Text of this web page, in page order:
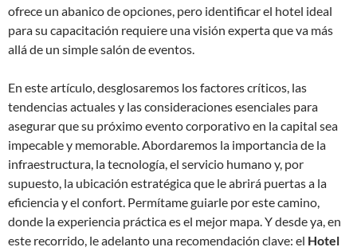
ofrece un abanico de opciones, pero identificar el hotel ideal
para su capacitación requiere una visión experta que va más
allá de un simple salón de eventos.
En este artículo, desglosaremos los factores críticos, las
tendencias actuales y las consideraciones esenciales para
asegurar que su próximo evento corporativo en la capital sea
impecable y memorable. Abordaremos la importancia de la
infraestructura, la tecnología, el servicio humano y, por
supuesto, la ubicación estratégica que le abrirá puertas a la
eficiencia y el confort. Permítame guiarle por este camino,
donde la experiencia práctica es el mejor mapa. Y desde ya, en
este recorrido, le adelanto una recomendación clave: el Hotel